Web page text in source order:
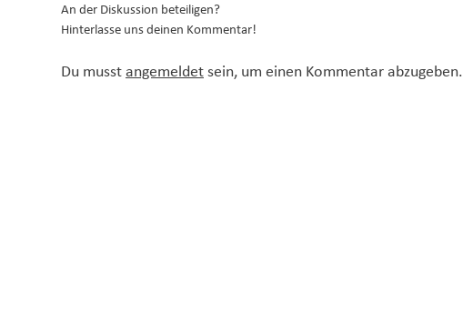
An der Diskussion beteiligen?
Hinterlasse uns deinen Kommentar!
Du musst angemeldet sein, um einen Kommentar abzugeben.